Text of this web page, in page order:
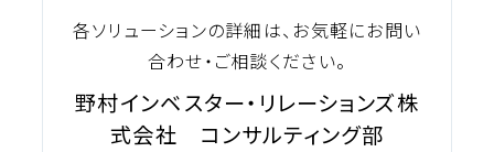
各ソリューションの詳細は、お気軽にお問い
合わせ・ご相談ください。
野村インベスター・リレーションズ株
式会社 コンサルティング部